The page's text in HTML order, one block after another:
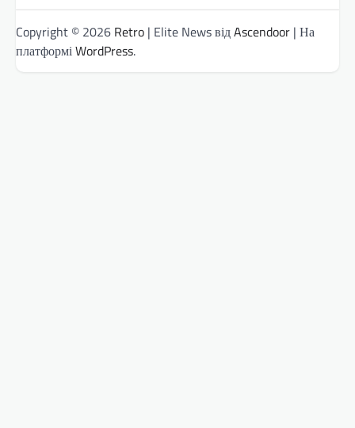
Copyright © 2026 Retro | Elite News відAscendoor | На
платформіWordPress.